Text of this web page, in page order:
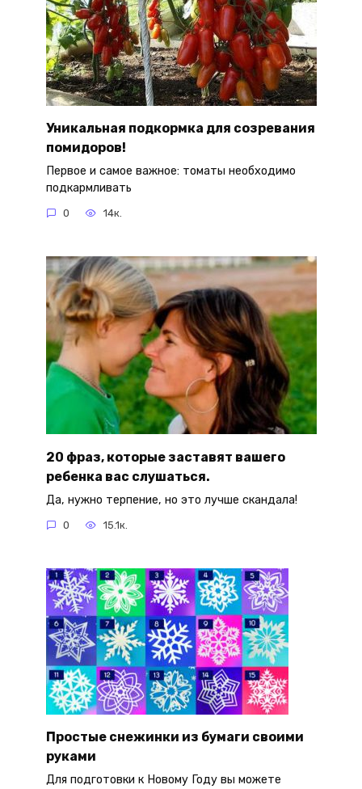
Уникальная подкормка для созревания
помидоров!
Первое и самое важное: томаты необходимо
подкармливать
0 14к.
20 фраз, которые заставят вашего
ребенка вас слушаться.
Да, нужно терпение, но это лучше скандала!
0 15.1к.
Простые снежинки из бумаги своими
руками
Для подготовки к Новому Году вы можете